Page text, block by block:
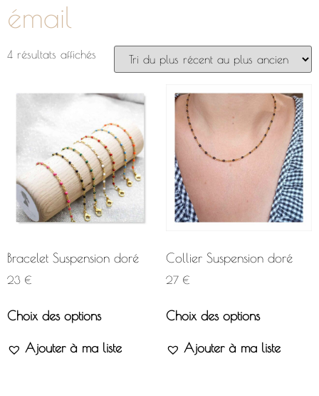
émail
4 résultats affichés
Bracelet Suspension doré
23 €
Choix des options
Ajouter à ma liste
Collier Suspension doré
27 €
Choix des options
Ajouter à ma liste